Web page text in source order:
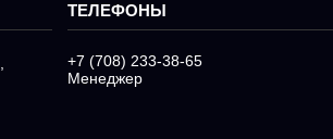
+7 (708) 233-38-65
Менеджер